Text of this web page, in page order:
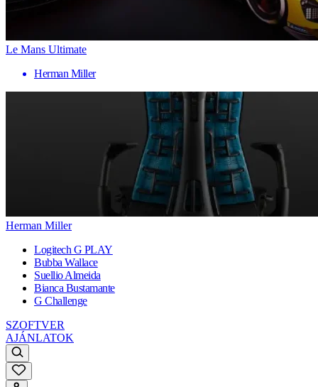
Le Mans Ultimate
Herman Miller
Herman Miller
Logitech G PLAY
Bubba Wallace
Suellio Almeida
Bianca Bustamante
G Challenge
SZOFTVER
AJÁNLATOK